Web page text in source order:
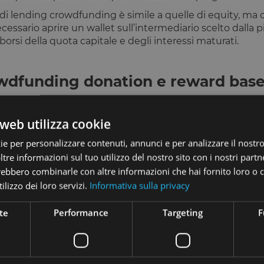
lending crowdfunding è simile a quelle di equity, ma
aprire un wallet sull’intermediario scelto dalla
della quota capitale e degli interessi maturati.
donation e reward
come strumento finanziario: esistono infatti
permettono agli utenti
loro è, oltre alle cause sostenute, l’importo delle
di reward crowdfunding,utilizzate sia per
di aziende e privati attraverso la formula della
sostegno economico una ricompensa (reward),
settore
utilizza cookie
per personalizzare contenuti, annunci e per analizzare il
informazioni sul tuo utilizzo del nostro sito con i nostri
combinarle con altre informazioni che hai fornito loro o
dei loro servizi. Informativa sulla privacy
Performance Targeting